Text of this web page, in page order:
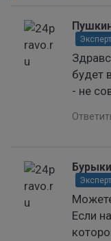
будет
- не
Если